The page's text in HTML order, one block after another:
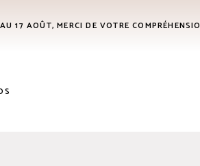
17 AOÛT, MERCI DE VOTRE